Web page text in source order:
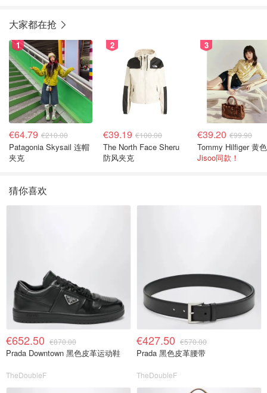
大家都在抢
1
€64.79 €210.00
Patagonia Skysail 连帽
夹克
2
€39.19 €100.00
The North Face Sheru
防风夹克
3
€39.20 €99.90
Jisoo同款！
猜你喜欢
€652.50 €870.00
Prada Downtown 黑色皮革运动鞋
TheDoubleF
€427.50 €570.00
Prada 黑色皮革腰带
TheDoubleF